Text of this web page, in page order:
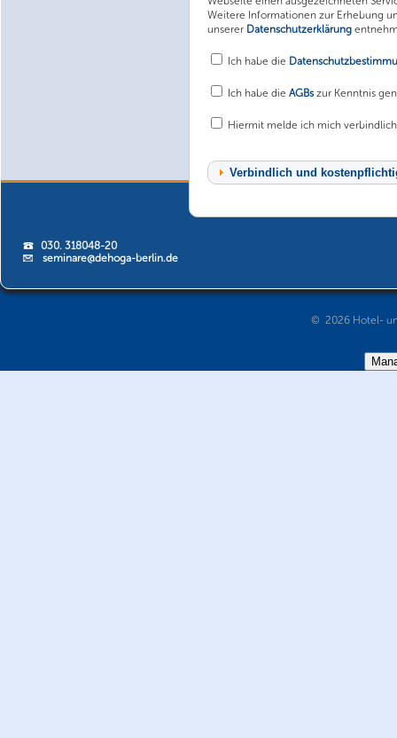
Weitere Informationen zur Erhebung
unserer Datenschutzerklärung
Ich habe die
Ich habe die AGBs zur Kenntnis
Hiermit melde ich mich
030. 318048-20
seminare@dehoga-berlin.de
© 2026 Hotel-